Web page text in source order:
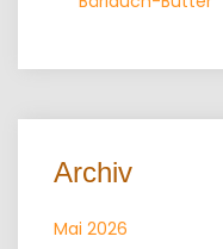
Archiv
Mai 2026